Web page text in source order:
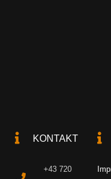
KONTAKT
+43 720